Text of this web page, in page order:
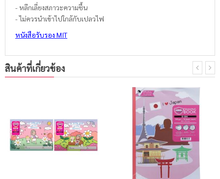
- หลีกเลี่ยงสภาวะความชื้น
- ไม่ควรนำเข้าไปใกล้กับเปลวไฟ
หนังสือรับรอง MIT
สินค้าที่เกี่ยวข้อง